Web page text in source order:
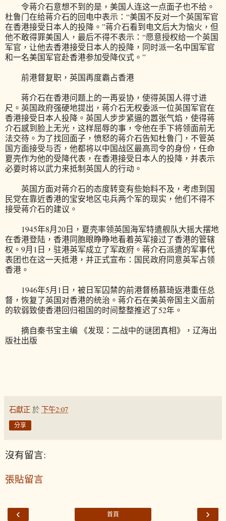
令蒋介石意想不到的是，美国人连这一点面子也不给。
杜鲁门在给蒋介石的回电中表示：“美国不反对一个英国军官
在香港接受日本人的投降。”蒋介石看到电文后大为恼火，但
他不敢得罪美国人，最后不得不表示：“愿意授权给一个英国
军官，让他去香港接受日本人的投降，同时派一名中国军官
和一名美国军官赴香港参加受降仪式。”
前港督复职，英国再度霸占香港
蒋介石在香港问题上的一再妥协，使得英国人得寸进
尺。英国政府强硬地提出，蒋介石无权委派一位英国军官在
香港接受日本人投降。英国人步步紧逼的嚣张气焰，使得蒋
介石感到脸上无光，这样屈辱的事，令他在手下将领面前无
法交待。为了找回面子，愤怒的蒋介石告知杜鲁门，不管英
国方面接受与否，他都将以中国战区最高司令的身份，任命
夏壳作为他的受降代表，在香港接受日本人的投降，并表示
必要时将以武力来抵制英国人的行动。
英国方面对蒋介石的态度转变有些始料不及，考虑到国
民党在靠近香港的宝安地区屯兵两个军的现实，他们不得不
接受蒋介石的建议。
1945年8月20日，夏壳率领英国海军特遣舰队大摇大摆地
在香港登陆，香港同胞眼睁睁地看着英军接过了香港的管辖
权。9月1日，驻港英军成立了军政府。蒋介石派遣的军事代
表团也在这一天抵港，并正式宣布：国民政府同意英军占领
香港。
1946年5月1日，被日军囚禁的前港督杨慕琦返港重任总
督，恢复了英国对香港的统治。蒋介石在美英帝国主义面前
的软弱致使香港回归祖国的时间整整推迟了52年。
摘自秦书宝主编 《发现：二战中的谜团真相》，辽海出
版社出版
石獻正 於 下午2:07
分享
沒有留言:
張貼留言
‹ ›
首頁